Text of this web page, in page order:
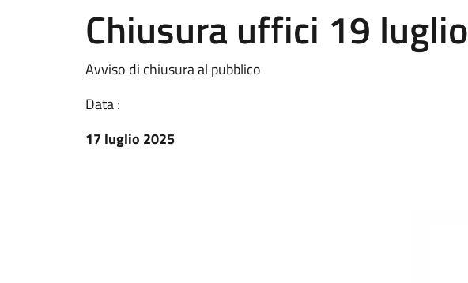
Chiusura uffici 19 luglio
Avviso di chiusura al pubblico
Data :
17 luglio 2025